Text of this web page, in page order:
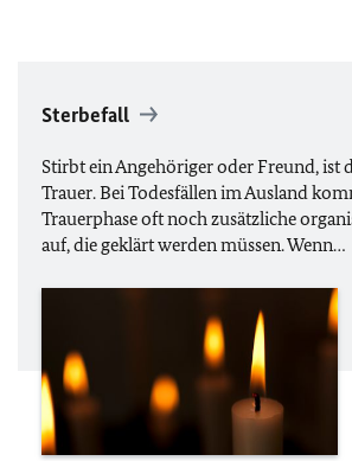
Sterbefall
Stirbt ein Angehöriger oder Freund, ist
Trauer. Bei Todesfällen im Ausland
Trauerphase oft noch zusätzliche
auf, die geklärt werden müssen. Wenn…